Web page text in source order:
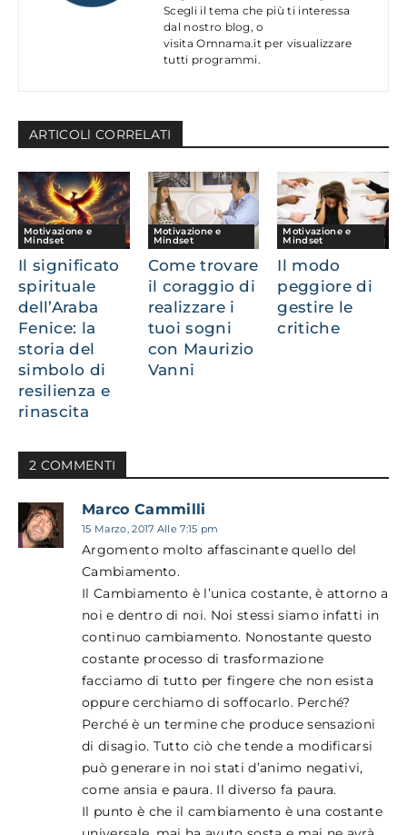
Scegli il tema che più ti interessa
dal nostro blog, o
visita Omnama.it per visualizzare
tutti programmi.
ARTICOLl CORRELATI
Motivazione e
Mindset
Il significato
spirituale
dell’Araba
Fenice: la
storia del
simbolo di
resilienza e
rinascita
Motivazione e
Mindset
Come trovare
il coraggio di
realizzare i
tuoi sogni
con Maurizio
Vanni
Motivazione e
Mindset
Il modo
peggiore di
gestire le
critiche
2 COMMENTI
Marco Cammilli
15 Marzo, 2017 Alle 7:15 pm
Argomento molto affascinante quello del
Cambiamento.
Il Cambiamento è l’unica costante, è attorno a
noi e dentro di noi. Noi stessi siamo infatti in
continuo cambiamento. Nonostante questo
costante processo di trasformazione
facciamo di tutto per fingere che non esista
oppure cerchiamo di soffocarlo. Perché?
Perché è un termine che produce sensazioni
di disagio. Tutto ciò che tende a modificarsi
può generare in noi stati d’animo negativi,
come ansia e paura. Il diverso fa paura.
Il punto è che il cambiamento è una costante